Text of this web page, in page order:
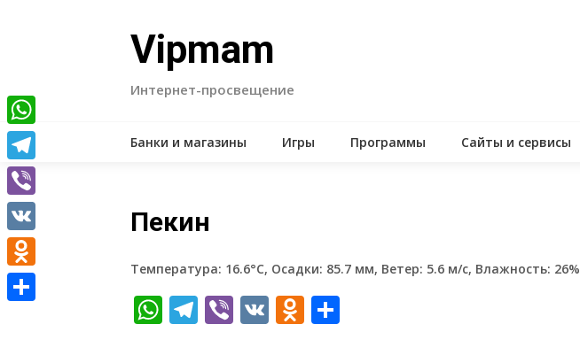
Vipmam
Интернет-просвещение
Банки и магазины Игры Программы Сайты и сервисы
Пекин
Температура: 16.6°C, Осадки: 85.7 мм, Ветер: 5.6 м/с, Влажность: 26%
WhatsApp
Telegram
Viber
VKOdnoklassniki
WhatsApp
Telegram
Viber
VK
Odnoklassniki